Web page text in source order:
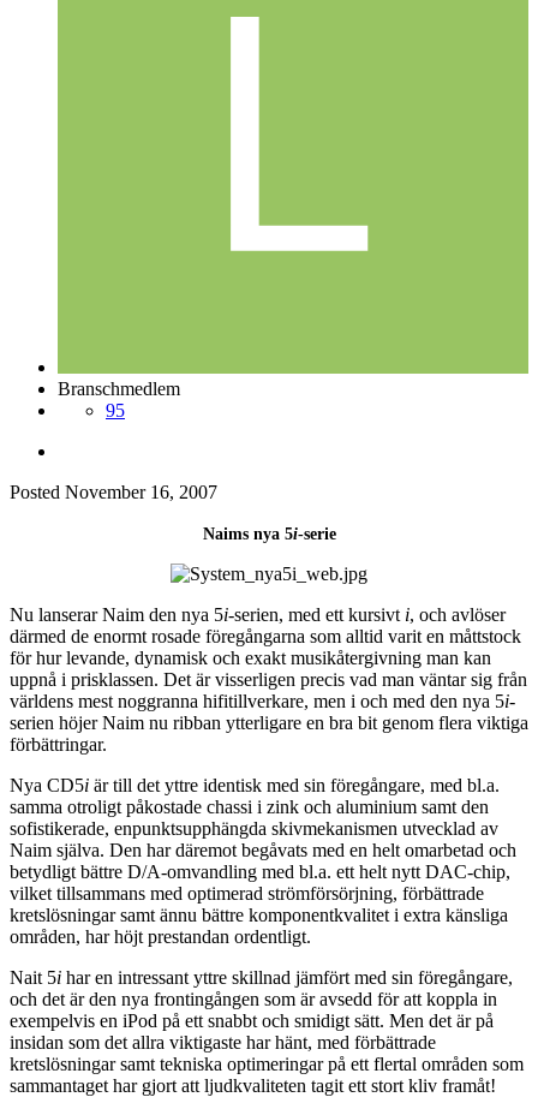
Branschmedlem
95
Posted November 16, 2007
Naims nya 5i-serie
Nu lanserar Naim den nya 5i-serien, med ett kursivt i, och avlöser
därmed de enormt rosade föregångarna som alltid varit en måttstock
för hur levande, dynamisk och exakt musikåtergivning man kan
uppnå i prisklassen. Det är visserligen precis vad man väntar sig från
världens mest noggranna hifitillverkare, men i och med den nya 5i-
serien höjer Naim nu ribban ytterligare en bra bit genom flera viktiga
förbättringar.
Nya CD5i är till det yttre identisk med sin föregångare, med bl.a.
samma otroligt påkostade chassi i zink och aluminium samt den
sofistikerade, enpunktsupphängda skivmekanismen utvecklad av
Naim själva. Den har däremot begåvats med en helt omarbetad och
betydligt bättre D/A-omvandling med bl.a. ett helt nytt DAC-chip,
vilket tillsammans med optimerad strömförsörjning, förbättrade
kretslösningar samt ännu bättre komponentkvalitet i extra känsliga
områden, har höjt prestandan ordentligt.
Nait 5i har en intressant yttre skillnad jämfört med sin föregångare,
och det är den nya frontingången som är avsedd för att koppla in
exempelvis en iPod på ett snabbt och smidigt sätt. Men det är på
insidan som det allra viktigaste har hänt, med förbättrade
kretslösningar samt tekniska optimeringar på ett flertal områden som
sammantaget har gjort att ljudkvaliteten tagit ett stort kliv framåt!